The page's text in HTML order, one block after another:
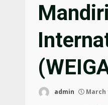
admin March